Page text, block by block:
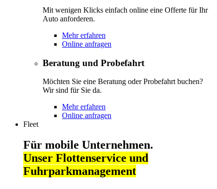
Mit wenigen Klicks einfach online eine Offerte für Ihr
Auto anforderen.
Mehr erfahren
Online anfragen
Beratung und Probefahrt
Möchten Sie eine Beratung oder Probefahrt buchen?
Wir sind für Sie da.
Mehr erfahren
Online anfragen
Fleet
Für mobile Unternehmen.
Unser Flottenservice und
Fuhrparkmanagement